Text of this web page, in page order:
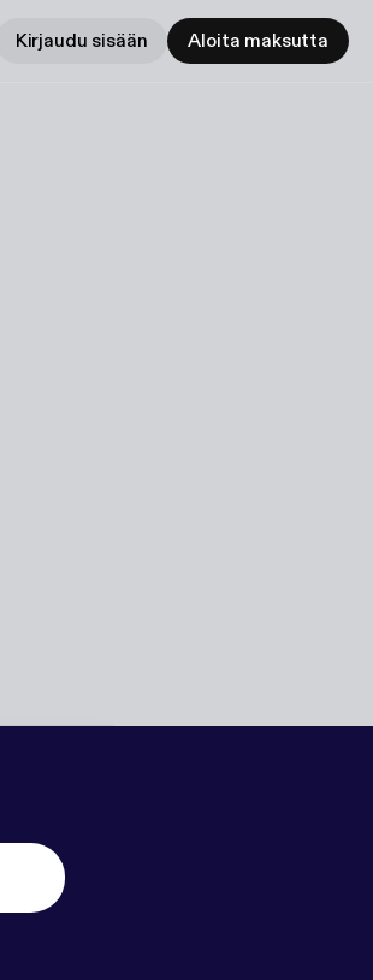
Kirjaudu sisään Aloita maksutta